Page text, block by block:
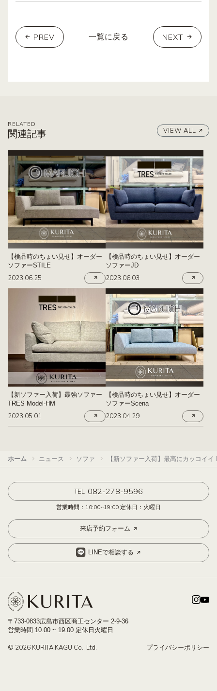
PREV 一覧に戻る NEXT
RELATED
関連記事 VIEW ALL
【検品時のちょい見せ】オーダー
ソファーSTILE
2023.06.25
【検品時のちょい見せ】オーダー
ソファーJD
2023.06.03
【新ソファー入荷】最強ソファー
TRES Model-HM
2023.05.01
【検品時のちょい見せ】オーダー
ソファーScena
2023.04.29
ホーム ニュース ソファ 【新ソファー入荷】最高にカッコイ
TEL 082-278-9596
営業時間：10:00~19:00 定休日：火曜日
来店予約フォーム
LINEで相談する
〒733-0833広島市西区商工センター 2-9-36
営業時間 10:00 ~ 19:00 定休日火曜日
プライバシーポリシー
© 2026 KURITA KAGU Co., Ltd.